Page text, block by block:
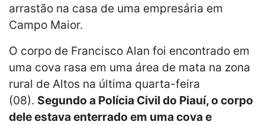
arrastão na casa de uma empresária em
Campo Maior.
O corpo de Francisco Alan foi encontrado em
uma cova rasa em uma área de mata na zona
rural de Altos na última quarta-feira
(08). Segundo a Polícia Civil do Piauí, o corpo
dele estava enterrado em uma cova e